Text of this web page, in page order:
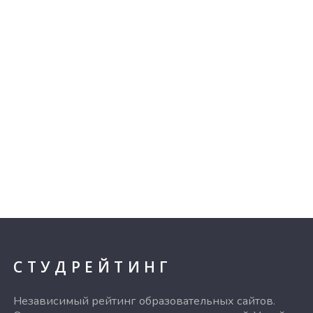
СТУДРЕЙТИНГ
Независимый рейтинг образовательных сайтов.